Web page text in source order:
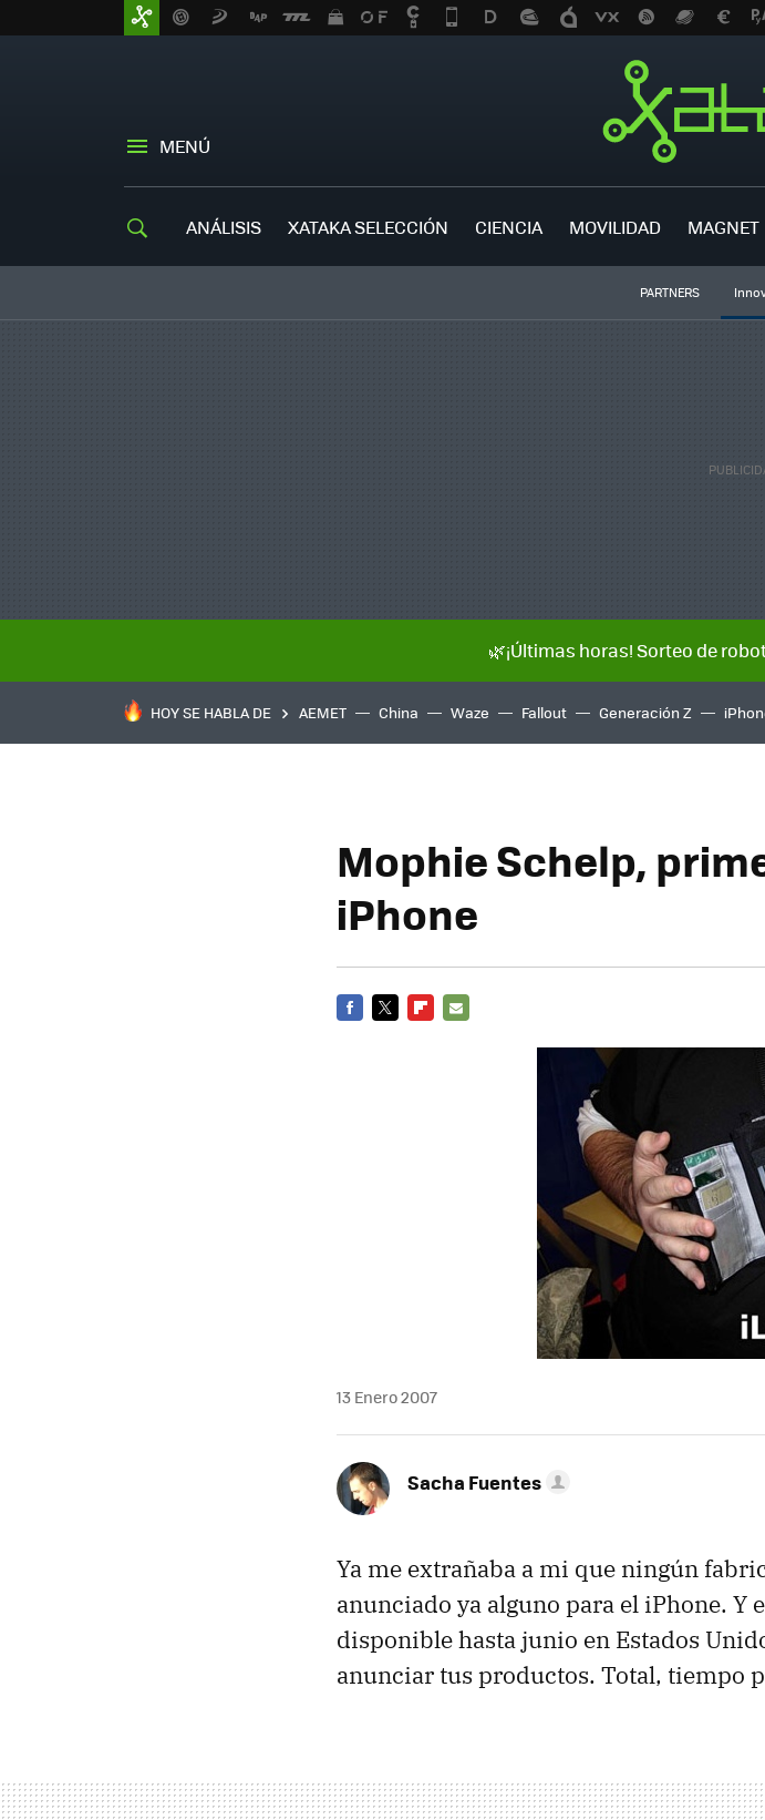
MENÚ
ANÁLISIS XATAKA SELECCIÓN CIENCIA MOVILIDAD MAGNET
PARTNERS
🌿¡Últimas horas! Sorteo de
HOY SE HABLA DE AEMET China Waze Fallout Generación Z
Mophie Schelp,
iPhone
13 Enero 2007
Sacha Fuentes
Ya me extrañaba a mi que ningún
anunciado ya alguno para el iPhone. Y
disponible hasta junio en Estados
anunciar tus productos. Total, tiempo